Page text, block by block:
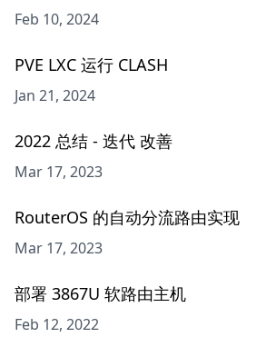
Feb 10, 2024
PVE LXC 运行 CLASH
Jan 21, 2024
2022 总结 - 迭代 改善
Mar 17, 2023
RouterOS 的自动分流路由实现
Mar 17, 2023
部署 3867U 软路由主机
Feb 12, 2022